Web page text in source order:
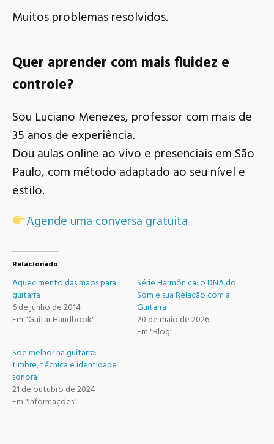
Muitos problemas resolvidos.
Quer aprender com mais fluidez e
controle?
Sou Luciano Menezes, professor com mais de
35 anos de experiência.
Dou aulas online ao vivo e presenciais em São
Paulo, com método adaptado ao seu nível e
estilo.
Agende uma conversa gratuita
Relacionado
Aquecimento das mãos para
guitarra
6 de junho de 2014
Em "Guitar Handbook"
Série Harmônica: o DNA do
Som e sua Relação com a
Guitarra
20 de maio de 2026
Em "Blog"
Soe melhor na guitarra:
timbre, técnica e identidade
sonora
21 de outubro de 2024
Em "Informações"